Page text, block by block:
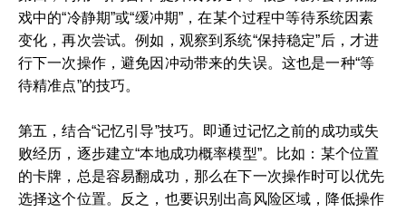
戏中的“冷静期”或“缓冲期”，在某个过程中等待系统因素
变化，再次尝试。例如，观察到系统“保持稳定”后，才进
行下一次操作，避免因冲动带来的失误。这也是一种“等
待精准点”的技巧。
第五，结合“记忆引导”技巧。即通过记忆之前的成功或失
败经历，逐步建立“本地成功概率模型”。比如：某个位置
的卡牌，总是容易翻成功，那么在下一次操作时可以优先
选择这个位置。反之，也要识别出高风险区域，降低操作